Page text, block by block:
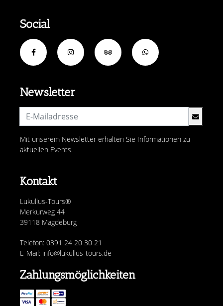
Kontakt
Lukullus-Tours®
Merkurweg 44
39118 Magdeburg
Telefon: 0391 24 20 30 21
E-Mail: info@lukullus-tours.de
Newsletter
Mit unserem Newsletter erhalten Sie Informationen zu
aktuellen Events.
Social
Zahlungsmöglichkeiten